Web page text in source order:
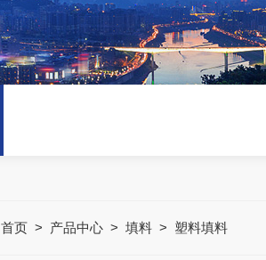
首页> 产品中心> 填料> 塑料填料